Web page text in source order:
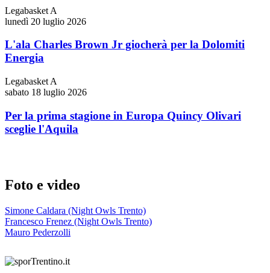
Legabasket A
lunedì 20 luglio 2026
L'ala Charles Brown Jr giocherà per la Dolomiti
Energia
Legabasket A
sabato 18 luglio 2026
Per la prima stagione in Europa Quincy Olivari
sceglie l'Aquila
Foto e video
Simone Caldara (Night Owls Trento)
Francesco Frenez (Night Owls Trento)
Mauro Pederzolli